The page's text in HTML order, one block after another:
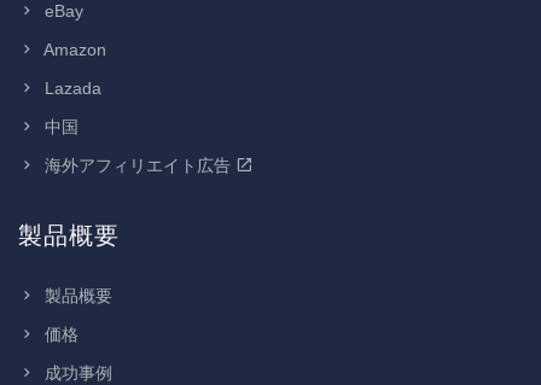
eBay
Amazon
Lazada
中国
海外アフィリエイト広告
製品概要
製品概要
価格
成功事例